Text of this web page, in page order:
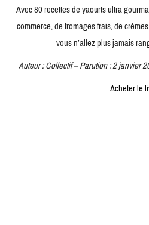
Avec 80 recettes de yaourts ultra
commerce, de fromages frais, de
vous n’allez plus jamais
Auteur : Collectif – Parution : 2 janvier
Acheter le